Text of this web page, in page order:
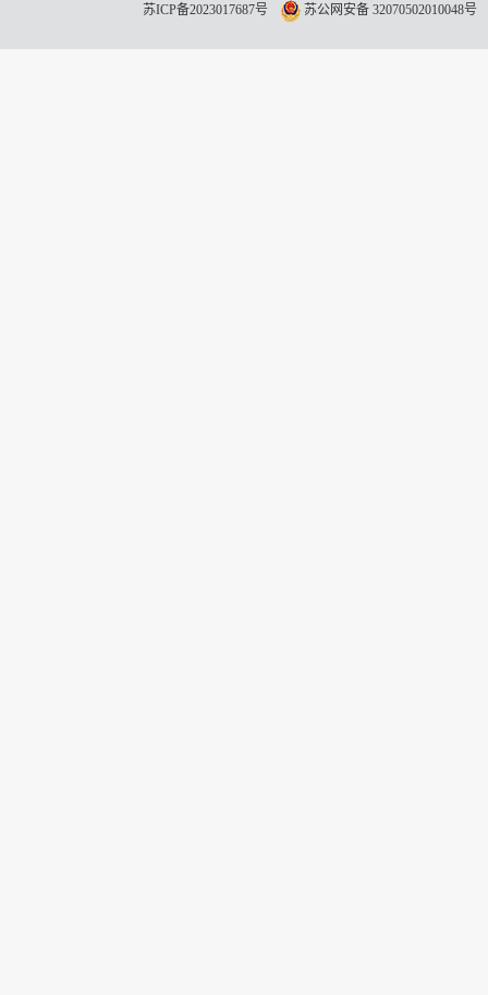
苏ICP备2023017687号
苏公网安备 32070502010048号